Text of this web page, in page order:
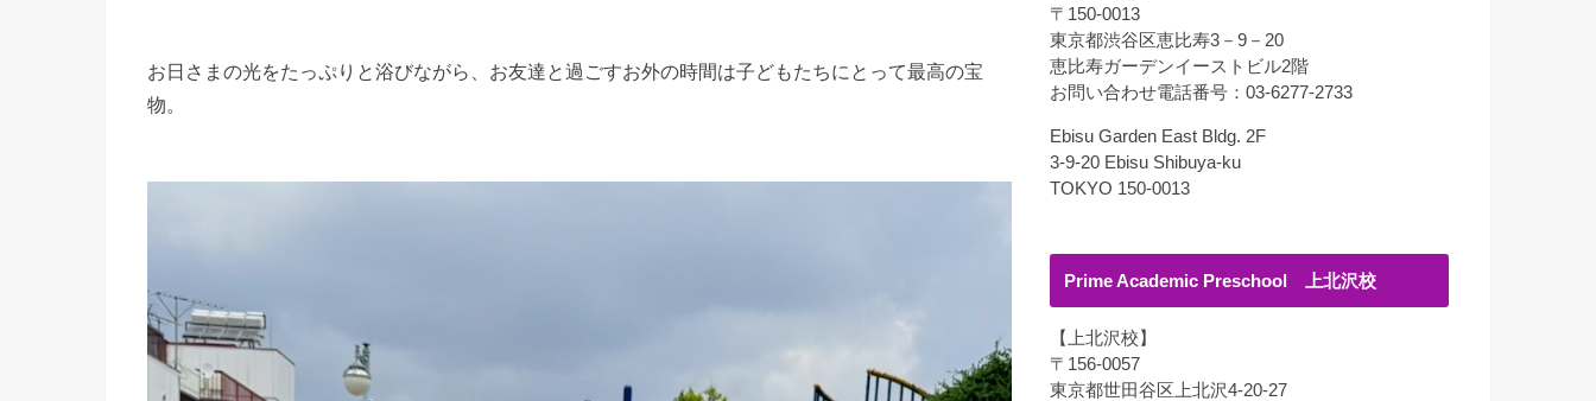
お日さまの光をたっぷりと浴びながら、お友達と過ごすお外の時間は子どもたちにとって最高の宝
物。
〒150-0013
東京都渋谷区恵比寿3－9－20
恵比寿ガーデンイーストビル2階
お問い合わせ電話番号：03-6277-2733
Ebisu Garden East Bldg. 2F
3-9-20 Ebisu Shibuya-ku
TOKYO 150-0013
Prime Academic Preschool 上北沢校
【上北沢校】
〒156-0057
東京都世田谷区上北沢4-20-27